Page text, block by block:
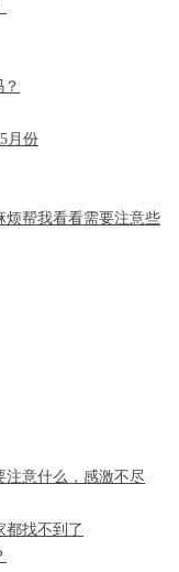
月份
烦帮我看看需要注意些
注意什么，感激不尽
都找不到了